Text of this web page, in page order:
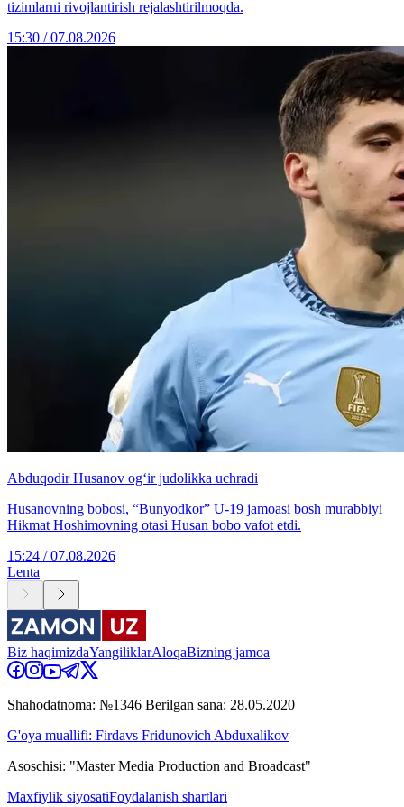
tizimlarni rivojlantirish rejalashtirilmoqda.
15:30 / 07.08.2026
Abduqodir Husanov og‘ir judolikka uchradi
Husanovning bobosi, “Bunyodkor” U-19 jamoasi bosh murabbiyi
Hikmat Hoshimovning otasi Husan bobo vafot etdi.
15:24 / 07.08.2026
Lenta
Biz haqimizdaYangiliklarAloqaBizning jamoa
Shahodatnoma: №1346 Berilgan sana: 28.05.2020
G'oya muallifi: Firdavs Fridunovich Abduxalikov
Asoschisi: "Master Media Production and Broadcast"
Maxfiylik siyosatiFoydalanish shartlari